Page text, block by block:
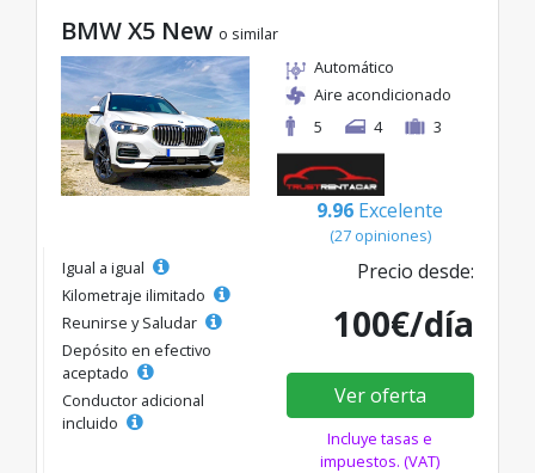
BMW X5 New o similar
Automático
Aire acondicionado
5
4 3
9.96 Excelente
(27 opiniones)
Igual a igual
Kilometraje ilimitado
Reunirse y Saludar
Depósito en efectivo
aceptado
Conductor adicional
incluido
Precio desde:
100€/día
Ver oferta
Incluye tasas e
impuestos. (VAT)